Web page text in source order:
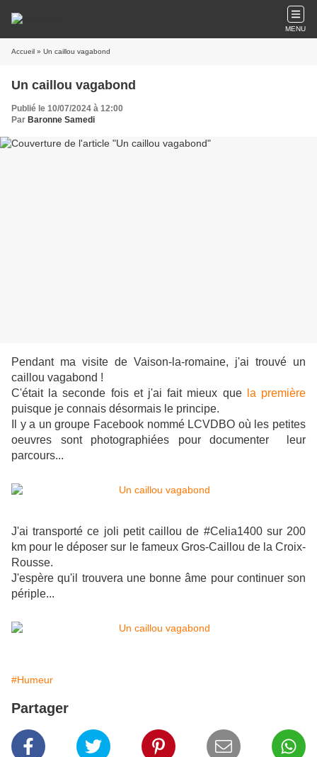
MENU
Accueil » Un caillou vagabond
Un caillou vagabond
Publié le 10/07/2024 à 12:00
Par Baronne Samedi
Pendant ma visite de Vaison-la-romaine, j'ai trouvé un
caillou vagabond !
C'était la seconde fois et j'ai fait mieux quela première
puisque je connais désormais le principe.
Il y a un groupe Facebook nommé LCVDBO où les petites
oeuvres sont photographiées pour documenter leur
parcours...
J'ai transporté ce joli petit caillou de #Celia1400 sur 200
km pour le déposer sur le fameux Gros-Caillou de la Croix-
Rousse.
J'espère qu'il trouvera une bonne âme pour continuer son
périple...
#Humeur
Partager